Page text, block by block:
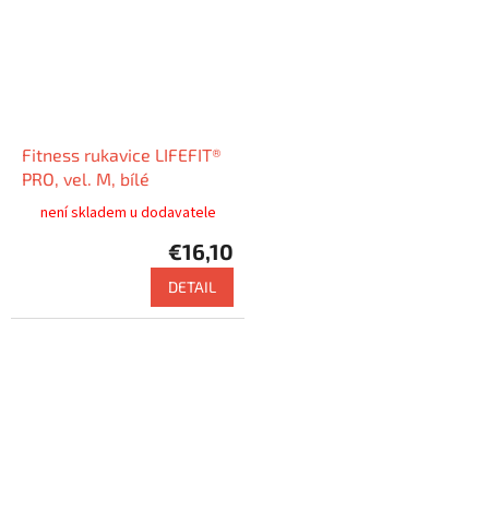
Fitness rukavice LIFEFIT®
PRO, vel. M, bílé
není skladem u dodavatele
€16,10
DETAIL